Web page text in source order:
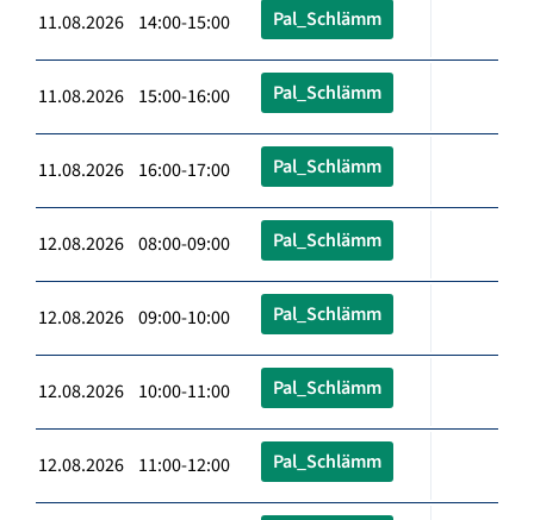
11.08.2026 14:00-15:00 Pal_Schlämm
11.08.2026 15:00-16:00 Pal_Schlämm
11.08.2026 16:00-17:00 Pal_Schlämm
12.08.2026 08:00-09:00 Pal_Schlämm
12.08.2026 09:00-10:00 Pal_Schlämm
12.08.2026 10:00-11:00 Pal_Schlämm
12.08.2026 11:00-12:00 Pal_Schlämm